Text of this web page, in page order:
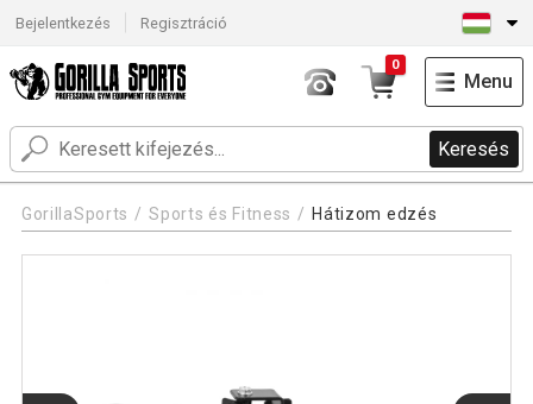
Bejelentkezés Regisztráció
Keresés
0
Menu
GorillaSports Sports és Fitness Hátizom edzés